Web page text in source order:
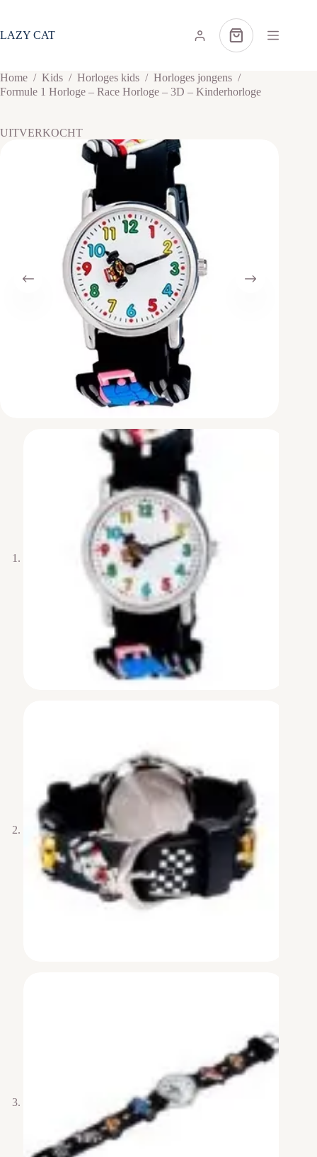
de
LAZY CAT Winkelwagen
Home / Kids / Horloges kids / Horloges jongens /
Formule 1 Horloge – Race Horloge – 3D – Kinderhorloge
UITVERKOCHT